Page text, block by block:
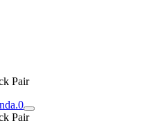
Pair
0
Pair